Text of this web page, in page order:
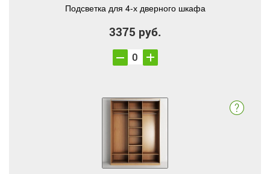
Подсветка для 4-х дверного шкафа
3375 руб.